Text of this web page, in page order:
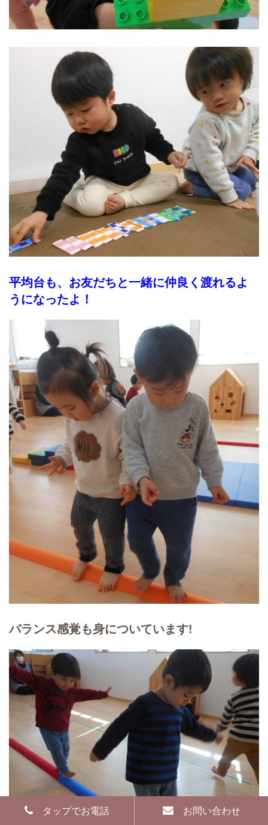
平均台も、お友だちと一緒に仲良く渡れるよ
うになったよ！
バランス感覚も身についています!
タップでお電話 お問い合わせ